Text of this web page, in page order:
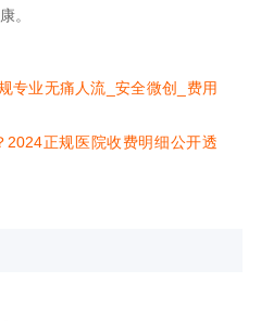
。
专业无痛人流_安全微创_费用
2024正规医院收费明细公开透